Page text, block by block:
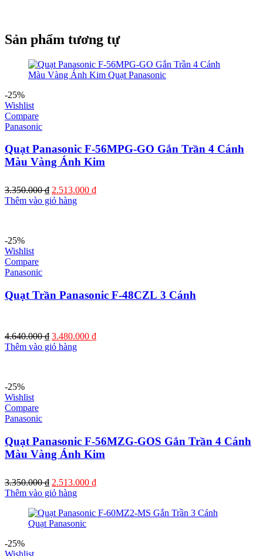
Sản phẩm tương tự
-25%
Wishlist
Compare
Panasonic
Quạt Panasonic F-56MPG-GO Gắn Trần 4 Cánh
Màu Vàng Ánh Kim
3.350.000₫ Giá
gốc
2.513.000 ₫Giá
Thêm vào giỏ hàng
-25%
Wishlist
Compare
Panasonic
Quạt Trần Panasonic F-48CZL 3 Cánh
4.640.000₫ Giá
gốc
3.480.000 ₫Giá
Thêm vào giỏ hàng
-25%
Wishlist
Compare
Panasonic
Quạt Panasonic F-56MZG-GOS Gắn Trần 4 Cánh
Màu Vàng Ánh Kim
3.350.000₫ Giá
gốc
3.350.000 ₫.
2.513.000 ₫Giá
là:
Thêm vào giỏ hàng
-25%
Wishlist